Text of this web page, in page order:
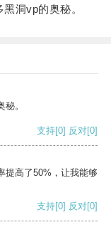
洞vp的奥秘。
。
支持[0] 反对[0]
提高了50%，让我能够
支持[0] 反对[0]